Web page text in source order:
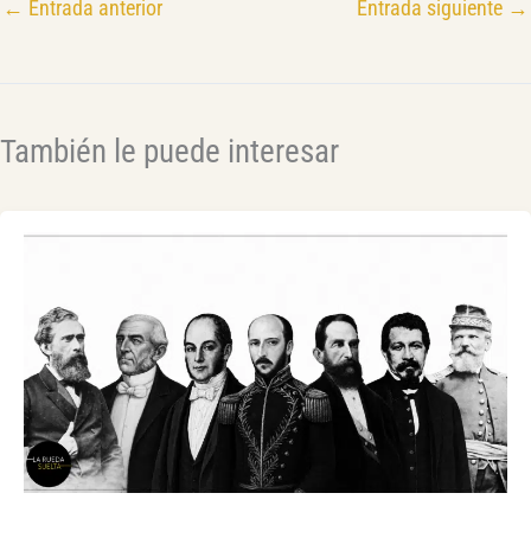
← Entrada anterior Entrada siguiente →
También le puede interesar